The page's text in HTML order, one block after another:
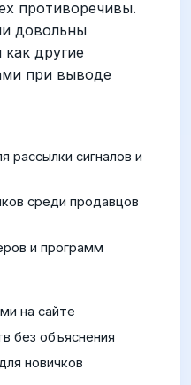
противоречивы.
довольны
другие
при выводе
рассылки сигналов и
среди продавцов
и программ
на сайте
без объяснения
новичков